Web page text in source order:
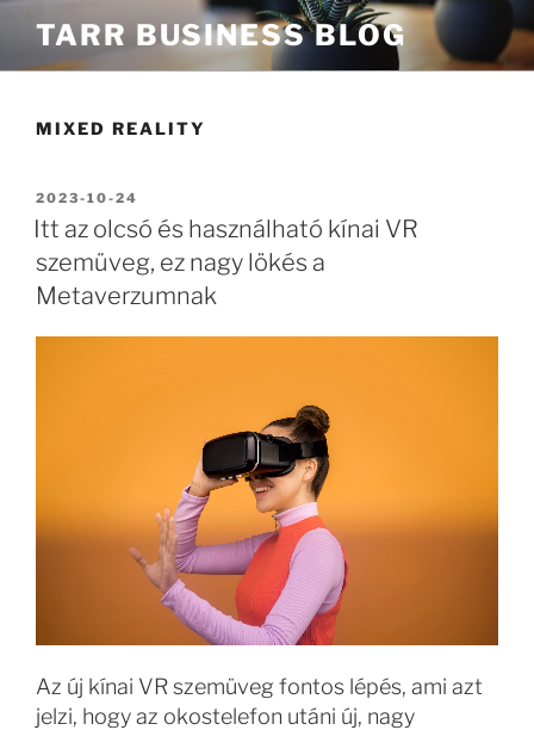
TARR BUSINESS BLOG
MIXED REALITY
BEKÜLDVE:
2023-10-24
Itt az olcsó és használható kínai VR
szemüveg, ez nagy lökés a
Metaverzumnak
Az új kínai VR szemüveg fontos lépés, ami azt
jelzi, hogy az okostelefon utáni új, nagy